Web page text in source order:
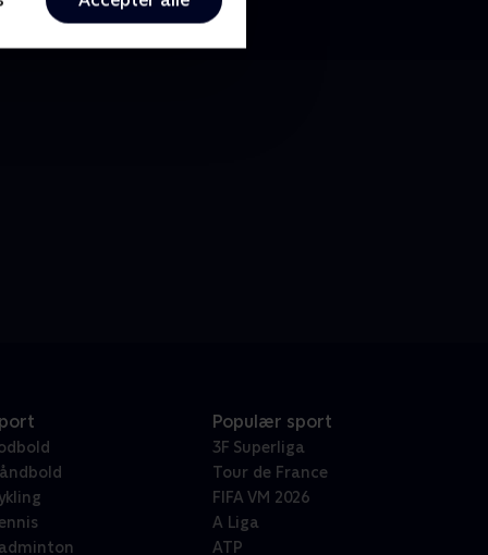
Populær sport
3F Superliga
Tour de France
FIFA VM 2026
A Liga
ATP